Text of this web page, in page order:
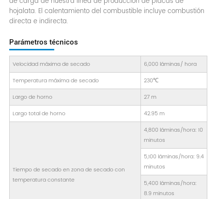
hojalata. El calentamiento del combustible incluye combustión
directa e indirecta.
Parámetros técnicos
Velocidad máxima de secado
6,000 láminas/ hora
Temperatura máxima de secado
230℃
Largo de horno
27 m
Largo total de horno
42.95 m
Tiempo de secado en zona de secado con
temperatura constante
4,800 láminas/hora: 10
minutos
5,100 láminas/hora: 9.4
minutos
5,400 láminas/hora:
8.9 minutos